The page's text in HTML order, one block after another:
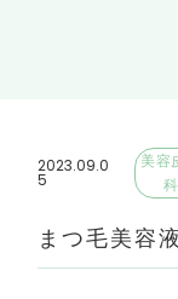
2023.09.0
5
美容
科
まつ毛美容液